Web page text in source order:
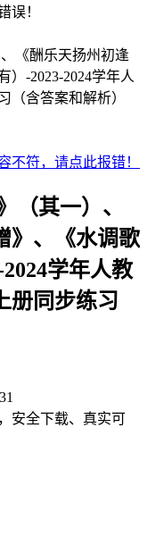
误！
不符，请点此报错！
（其一）、
》、《水调歌
学年人教
册同步练习
安全下载、真实可